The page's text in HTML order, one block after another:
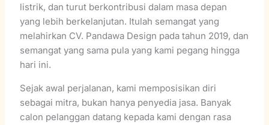
listrik, dan turut berkontribusi dalam masa depan
yang lebih berkelanjutan. Itulah semangat yang
melahirkan CV. Pandawa Design pada tahun 2019, dan
semangat yang sama pula yang kami pegang hingga
hari ini.
Sejak awal perjalanan, kami memposisikan diri
sebagai mitra, bukan hanya penyedia jasa. Banyak
calon pelanggan datang kepada kami dengan rasa